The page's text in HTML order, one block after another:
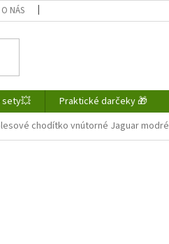
O NÁS
sety💥
Praktické darčeky 🎁
chodítko vnútorné Jaguar modré